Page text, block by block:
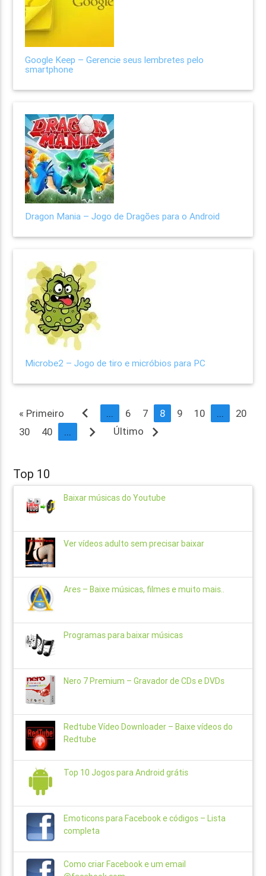
Google Keep – Gerencie seus lembretes pelo
smartphone
Dragon Mania – Jogo de Dragões para o Android
Microbe2 – Jogo de tiro e micróbios para PC
« Primeiro navigate_before ... 6 7 8 9 10 ...
20
30
40 ... navigate_next Último navigate_next
Top 10
Baixar músicas do Youtube
Ver vídeos adulto sem precisar baixar
Ares – Baixe músicas, filmes e muito mais..
Programas para baixar músicas
Nero 7 Premium – Gravador de CDs e DVDs
Redtube Vídeo Downloader – Baixe vídeos do
Redtube
Top 10 Jogos para Android grátis
Emoticons para Facebook e códigos – Lista
completa
Como criar Facebook e um email